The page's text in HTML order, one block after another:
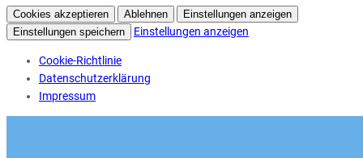
Cookies akzeptieren Ablehnen
Einstellungen anzeigen
Einstellungen speichern
Einstellungen anzeigen
Cookie-Richtlinie
Datenschutzerklärung
Impressum